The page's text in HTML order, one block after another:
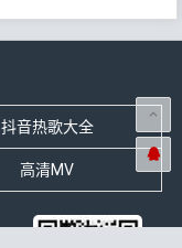
抖音热歌大全
高清MV